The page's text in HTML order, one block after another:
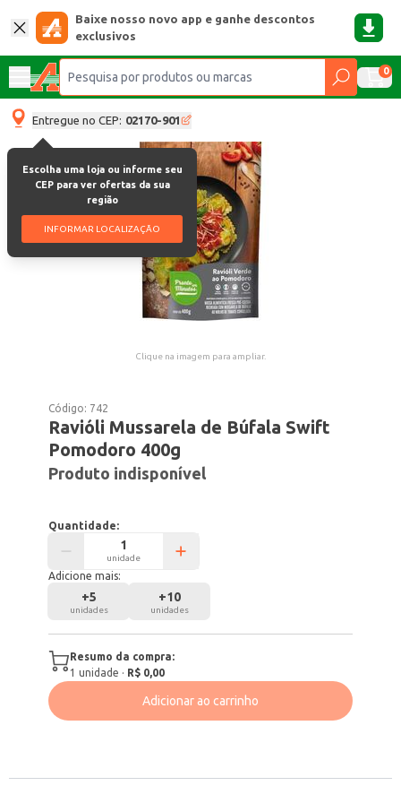
Baixe nosso novo app e ganhe descontos
exclusivos
0
Entregue no CEP: 02170-901
Escolha uma loja ou informe seu
CEP para ver ofertas da sua
região
INFORMAR LOCALIZAÇÃO
Clique na imagem para ampliar.
Código: 742
Ravióli Mussarela de Búfala Swift
Pomodoro 400g
Produto indisponível
Quantidade:
unidade
Adicione mais:
+5
unidades
+10
unidades
Resumo da compra:
1 unidade · R$ 0,00
Adicionar ao carrinho